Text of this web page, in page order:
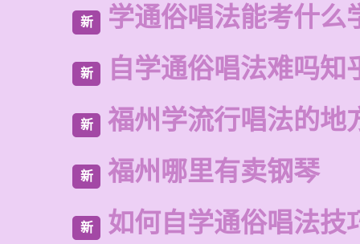
新 学通俗唱法能考什么
新 自学通俗唱法难吗知
新 福州学流行唱法的地
新 福州哪里有卖钢琴
新 如何自学通俗唱法技